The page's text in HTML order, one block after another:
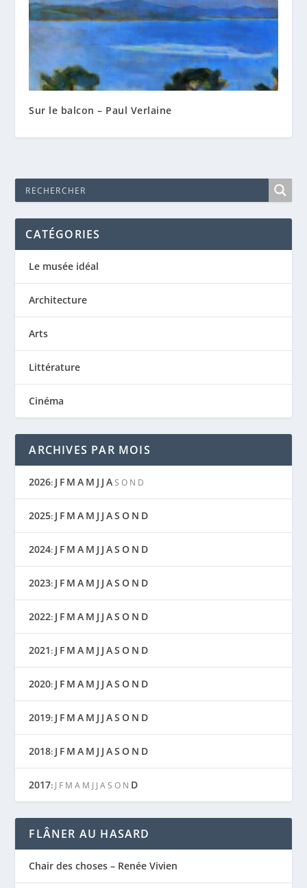
Sur le balcon – Paul Verlaine
CATÉGORIES
Le musée idéal
Architecture
Arts
Littérature
Cinéma
ARCHIVES PAR MOIS
2026: J F M A M J J A S O N D
2025: J F M A M J J AS O N D
2024: J F M A M J J AS O N D
2023: J F M A M J J AS O N D
2022: J F M A M J J AS O N D
2021: J F M A M J J AS O N D
2020: J F M A M J J AS O N D
2019: J F M A M J J AS O N D
2018: J F M A M J J AS O N D
2017: J F M A M J J A S O N D
FLÂNER AU HASARD
Chair des choses – Renée Vivien